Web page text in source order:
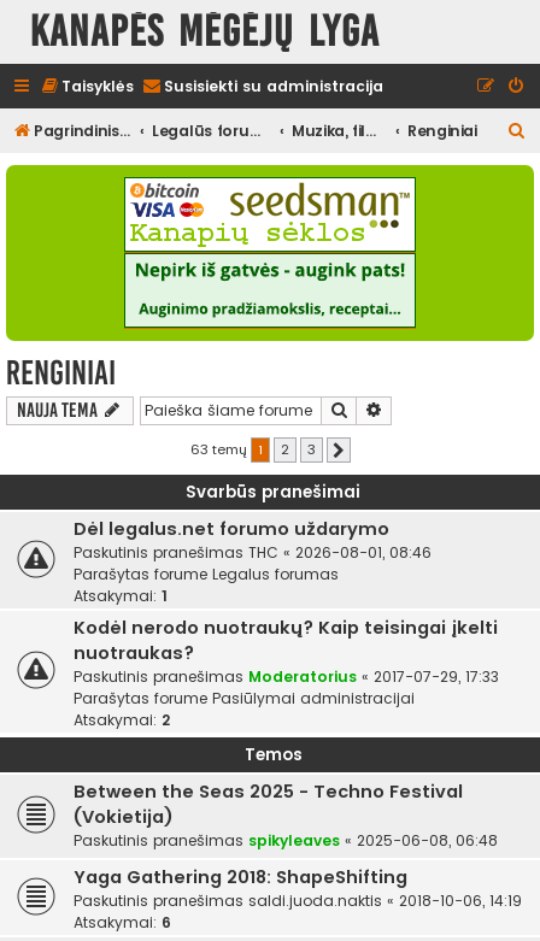
Kanapės mėgėjų lyga
Taisyklės Susisiekti su administracija
Pagrindinis diskusijų puslapis Legalūs forumai Muzika, filmai ir kita media, pramogos Renginiai
e
Renginiai
Nauja tema Ieškoti
63 temų 1 2 3
Svarbūs pranešimai
Dėl legalus.net forumo uždarymo
Paskutinis pranešimas THC « 2026-08-01, 08:46
Parašytas forume Legalus forumas
Atsakymai: 1
Kodėl nerodo nuotraukų? Kaip teisingai įkelti
nuotraukas?
Paskutinis pranešimas Moderatorius « 2017-07-29, 17:33
Parašytas forume Pasiūlymai administracijai
Atsakymai: 2
Temos
Between the Seas 2025 - Techno Festival
(Vokietija)
Paskutinis pranešimas spikyleaves « 2025-06-08, 06:48
Yaga Gathering 2018: ShapeShifting
Paskutinis pranešimas saldi.juoda.naktis « 2018-10-06, 14:19
Atsakymai: 6